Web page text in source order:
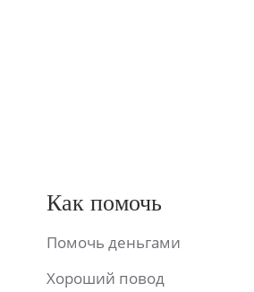
Как помочь
Помочь деньгами
Хороший повод